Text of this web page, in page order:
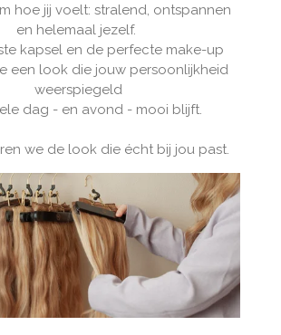
hoe jij voelt: stralend, ontspannen
en helemaal jezelf.
kapsel en de perfecte make-up
een look die jouw persoonlijkheid
weerspiegeld
dag - en avond - mooi blijft.
we de look die écht bij jou past.